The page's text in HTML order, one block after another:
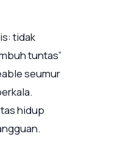
tidak
tuntas”
seumur
hidup